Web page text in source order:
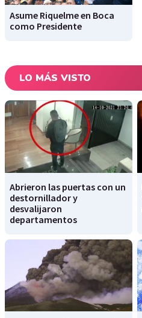
Asume Riquelme en Boca
como Presidente
LO MÁS VISTO
Abrieron las puertas con un
destornillador y
desvalijaron
departamentos